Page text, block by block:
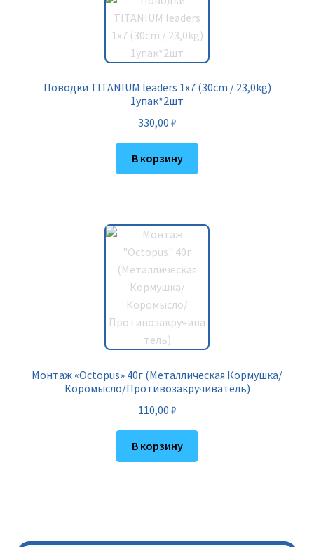
Поводки TITANIUM leaders 1х7 (30cm / 23,0kg)
1упак*2шт
330,00 ₽
В корзину
Монтаж «Octopus» 40г (Металлическая Кормушка/
Коромысло/Противозакручиватель)
110,00 ₽
В корзину